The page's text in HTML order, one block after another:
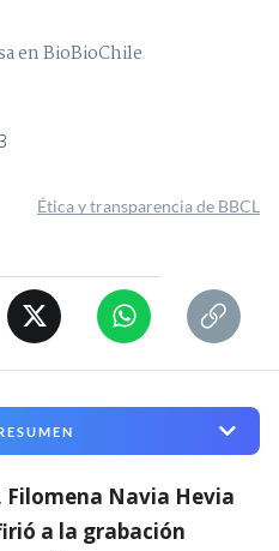
en BioBioChile
Ética y transparencia de BBCL
Filomena Navia Hevia
a la grabación